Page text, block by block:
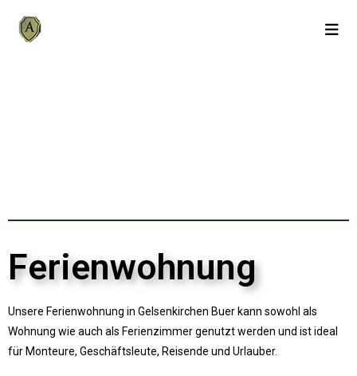
Ferienwohnung
Unsere Ferienwohnung in Gelsenkirchen Buer kann sowohl als
Wohnung wie auch als Ferienzimmer genutzt werden und ist ideal
für Monteure, Geschäftsleute, Reisende und Urlauber.